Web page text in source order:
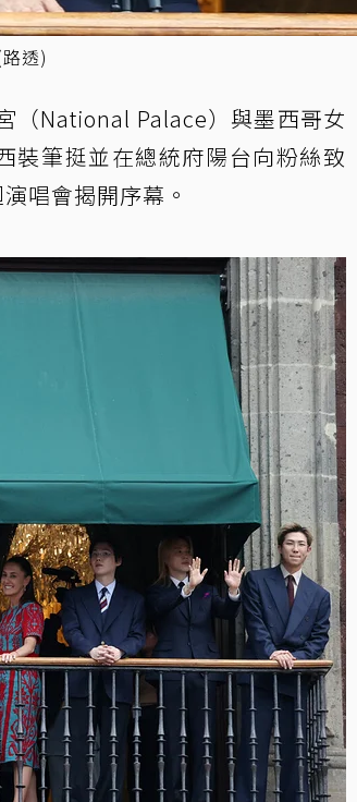
透)
（National Palace）與墨西哥女
筆挺並在總統府陽台向粉絲致
唱會揭開序幕。